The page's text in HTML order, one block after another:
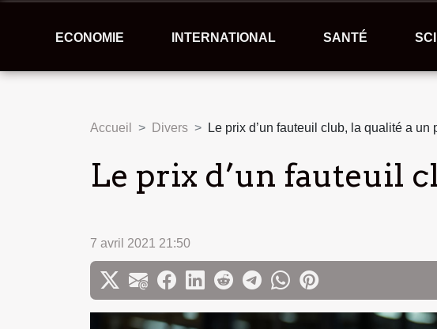
ECONOMIE INTERNATIONAL SANTÉ
Accueil Divers Le prix d’un fauteuil club, la qualité a un
Le prix d’un fauteuil
7 avril 2021 21:50